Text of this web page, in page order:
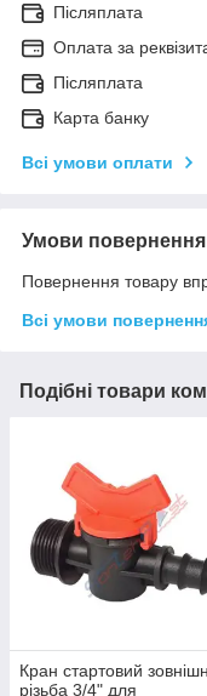
Післяплата
Оплата за
Післяплата
Карта банку
Всі умови оплати
Умови повернення
Повернення товару
Всі умови
Подібні товари
Кран стартовий
різьба 3/4" для